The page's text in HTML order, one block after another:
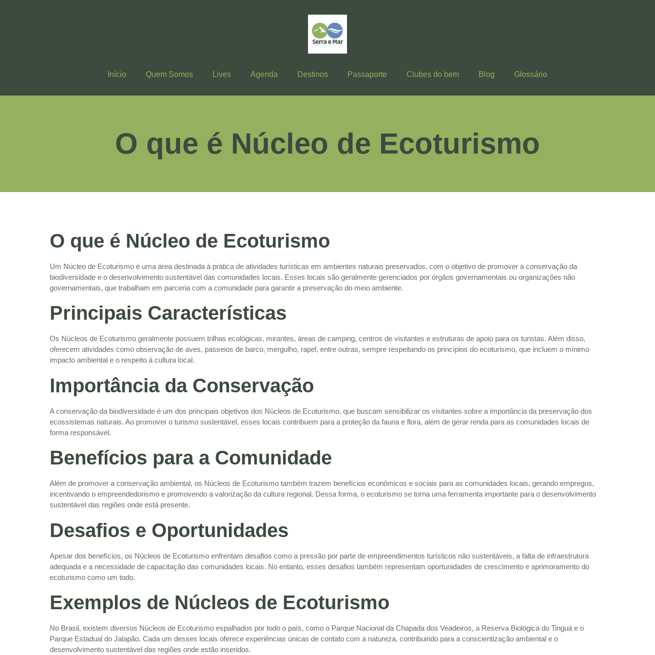
Início Quem Somos Lives Agenda Destinos Passaporte Clubes do bem Blog Glossário
O que é Núcleo de Ecoturismo
O que é Núcleo de Ecoturismo
Um Núcleo de Ecoturismo é uma área destinada à prática de atividades turísticas em ambientes naturais preservados, com o objetivo de promover a conservação da
biodiversidade e o desenvolvimento sustentável das comunidades locais. Esses locais são geralmente gerenciados por órgãos governamentais ou organizações não
governamentais, que trabalham em parceria com a comunidade para garantir a preservação do meio ambiente.
Principais Características
Os Núcleos de Ecoturismo geralmente possuem trilhas ecológicas, mirantes, áreas de camping, centros de visitantes e estruturas de apoio para os turistas. Além disso,
oferecem atividades como observação de aves, passeios de barco, mergulho, rapel, entre outras, sempre respeitando os princípios do ecoturismo, que incluem o mínimo
impacto ambiental e o respeito à cultura local.
Importância da Conservação
A conservação da biodiversidade é um dos principais objetivos dos Núcleos de Ecoturismo, que buscam sensibilizar os visitantes sobre a importância da preservação dos
ecossistemas naturais. Ao promover o turismo sustentável, esses locais contribuem para a proteção da fauna e flora, além de gerar renda para as comunidades locais de
forma responsável.
Benefícios para a Comunidade
Além de promover a conservação ambiental, os Núcleos de Ecoturismo também trazem benefícios econômicos e sociais para as comunidades locais, gerando empregos,
incentivando o empreendedorismo e promovendo a valorização da cultura regional. Dessa forma, o ecoturismo se torna uma ferramenta importante para o desenvolvimento
sustentável das regiões onde está presente.
Desafios e Oportunidades
Apesar dos benefícios, os Núcleos de Ecoturismo enfrentam desafios como a pressão por parte de empreendimentos turísticos não sustentáveis, a falta de infraestrutura
adequada e a necessidade de capacitação das comunidades locais. No entanto, esses desafios também representam oportunidades de crescimento e aprimoramento do
ecoturismo como um todo.
Exemplos de Núcleos de Ecoturismo
No Brasil, existem diversos Núcleos de Ecoturismo espalhados por todo o país, como o Parque Nacional da Chapada dos Veadeiros, a Reserva Biológica do Tinguá e o
Parque Estadual do Jalapão. Cada um desses locais oferece experiências únicas de contato com a natureza, contribuindo para a conscientização ambiental e o
desenvolvimento sustentável das regiões onde estão inseridos.